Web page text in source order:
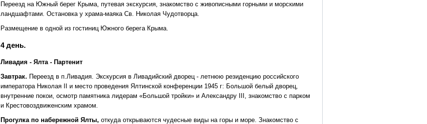
Переезд на Южный берег Крыма, путевая экскурсия, знакомство с живописными горными и морскими
ландшафтами. Остановка у храма-маяка Св. Николая Чудотворца.
Размещение в одной из гостиниц Южного берега Крыма.
4 день.
Ливадия - Ялта - Партенит
Завтрак. Переезд в п.Ливадия. Экскурсия в Ливадийский дворец - летнюю резиденцию российского
императора Николая II и место проведения Ялтинской конференции 1945 г: Большой белый дворец,
внутренние покои, осмотр памятника лидерам «Большой тройки» и Александру III, знакомство с парком
и Крестовоздвиженским храмом.
Прогулка по набережной Ялты, откуда открываются чудесные виды на горы и море. Знакомство с